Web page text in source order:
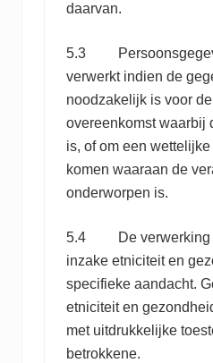
daarvan.
5.3
verwerkt indien de
noodzakelijk is voor
overeenkomst waarbij
is, of om een
komen waaraan de
onderworpen is.
5.4 De verwerking
inzake etniciteit en
specifieke aandacht.
etniciteit en
met uitdrukkelijke
betrokkene.